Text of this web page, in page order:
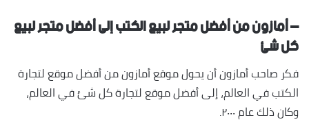
– أمازون من أفضل متجر لبيع الكتب إلى أفضل متجر لبيع
كل شئ
فكر صاحب أمازون أن يحول موقع أمازون من أفضل موقع لتجارة
الكتب في العالم، إلى أفضل موقع لتجارة كل شئ في العالم،
وكان ذلك عام ٢٠٠٠.